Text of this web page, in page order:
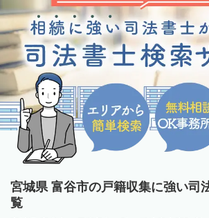
宮城県 富谷市の戸籍収集に強い司
覧